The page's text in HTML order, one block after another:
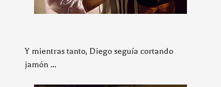
Y mientras tanto, Diego seguía cortando
jamón ...